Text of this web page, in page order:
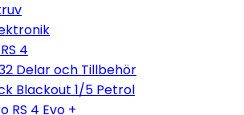
4
Delar och Tillbehör
Blackout 1/5 Petrol
RS 4 Evo +